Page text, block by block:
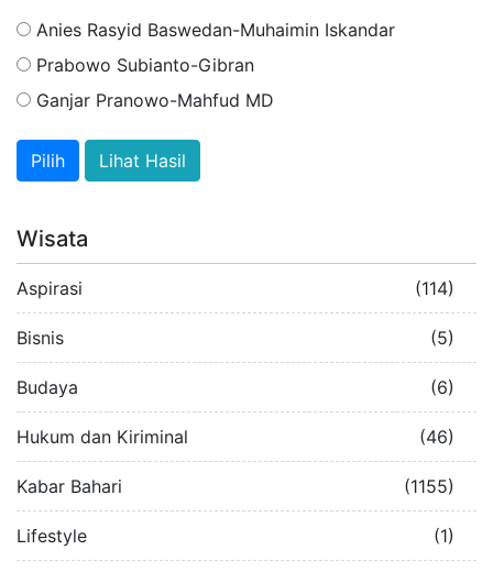
Anies Rasyid Baswedan-Muhaimin Iskandar
Prabowo Subianto-Gibran
Ganjar Pranowo-Mahfud MD
Lihat Hasil
Wisata
Aspirasi (114)
Bisnis (5)
Budaya (6)
Hukum dan Kiriminal (46)
Kabar Bahari (1155)
Lifestyle (1)